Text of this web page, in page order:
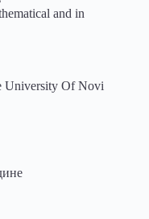
and in
University Of Novi